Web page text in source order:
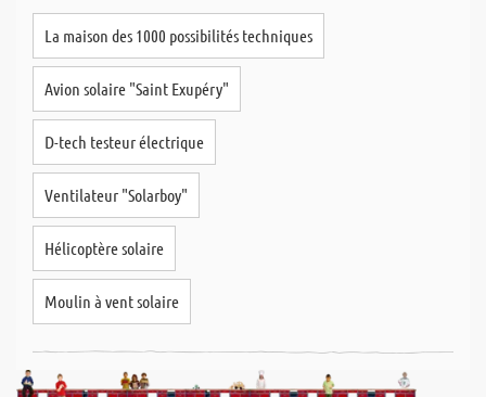
La maison des 1000 possibilités techniques
Avion solaire "Saint Exupéry"
D-tech testeur électrique
Ventilateur "Solarboy"
Hélicoptère solaire
Moulin à vent solaire